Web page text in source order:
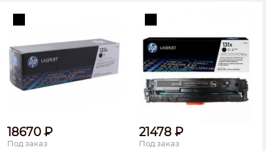
18670 ₽
Под заказ
21478 ₽
Под заказ